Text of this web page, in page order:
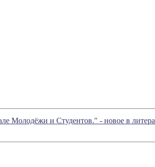
Молодёжи и Студентов." - новое в